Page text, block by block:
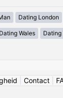
Dating London
Dating Wales Dating
Contact